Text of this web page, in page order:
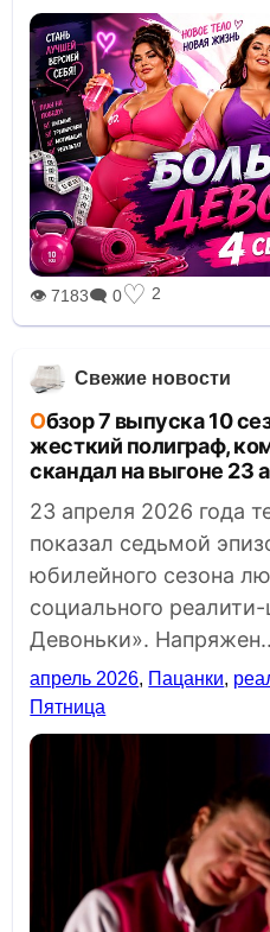
👁 7183🗨 0♡ 2
Свежие новости
Обзор 7 выпуска 10 сезона шоу «Пацанки»:
жесткий полиграф,
скандал на выгоне 23
23 апреля 2026 года
показал седьмой
юбилейного сезона
социального
Девоньки».
апрель 2026, Пацанки,
Пятница